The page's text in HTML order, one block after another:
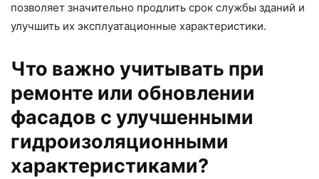
позволяет значительно продлить срок службы зданий и
улучшить их эксплуатационные характеристики.
Что важно учитывать при
ремонте или обновлении
фасадов с улучшенными
гидроизоляционными
характеристиками?